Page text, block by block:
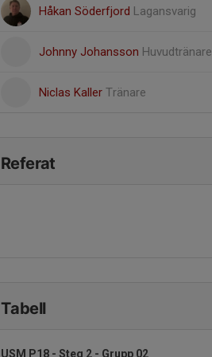
Håkan Söderfjord Lagansvarig
Johnny Johansson Huvudtränare
Niclas Kaller Tränare
Referat
Tabell
USM P18 - Steg 2 - Grupp 02